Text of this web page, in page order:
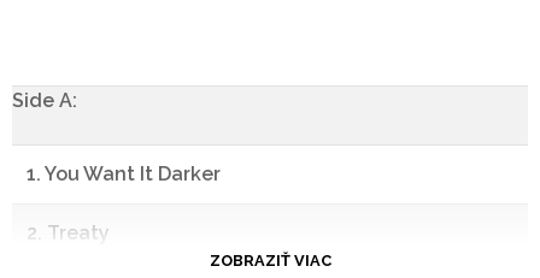
Side A:
1. You Want It Darker
2. Treaty
ZOBRAZIŤ VIAC